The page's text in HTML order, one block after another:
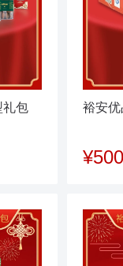
礼包 裕安
¥500